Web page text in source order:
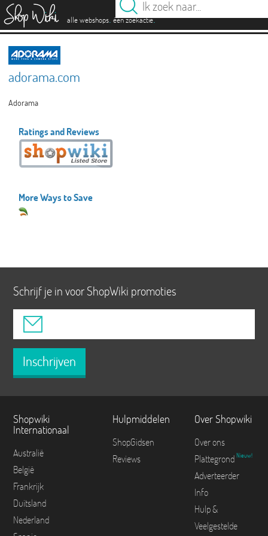
alle webshops. één zoekactie.
adorama.com
Adorama
Ratings and Reviews
More Ways to Save
Schrijf je in voor ShopWiki promoties
Inschrijven
Shopwiki
Internationaal
Australië
België
Frankrijk
Duitsland
Nederland
Hulpmiddelen
ShopGidsen
Reviews
Over Shopwiki
Over ons
Plattegrond Nieuw!
Adverteerder
Info
Hulp &
Veelgestelde